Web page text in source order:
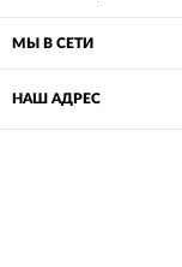
МЫ В СЕТИ
НАШ АДРЕС